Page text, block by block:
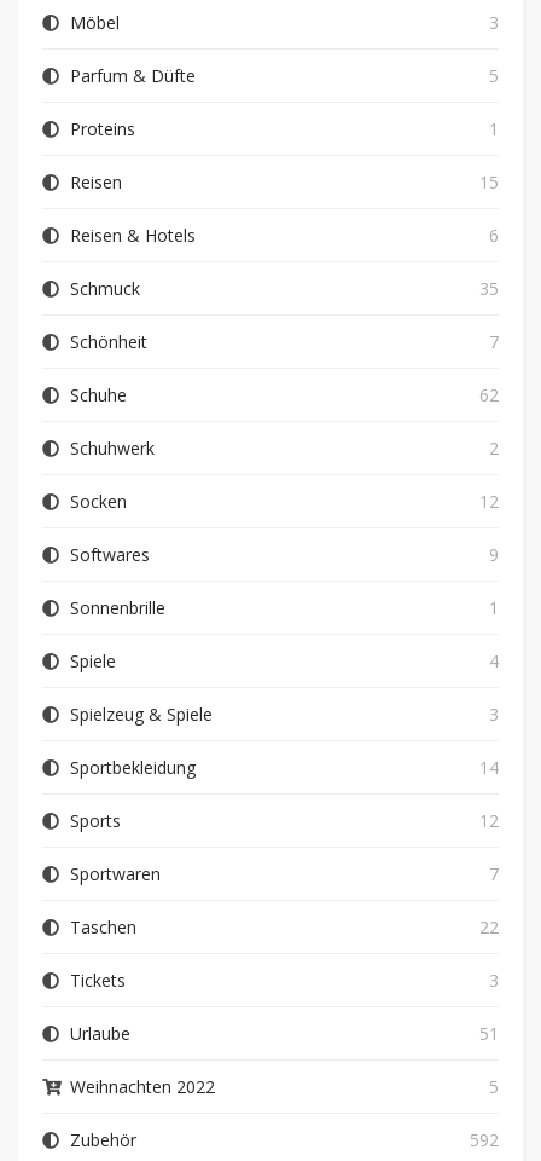
Möbel 3
Parfum & Düfte 5
Proteins 1
Reisen 15
Reisen & Hotels 6
Schmuck 35
Schönheit 7
Schuhe 62
Schuhwerk 2
Socken 12
Softwares 9
Sonnenbrille 1
Spiele 4
Spielzeug & Spiele 3
Sportbekleidung 14
Sports 12
Sportwaren 7
Taschen 22
Tickets 3
Urlaube 51
Weihnachten 2022 5
Zubehör 592